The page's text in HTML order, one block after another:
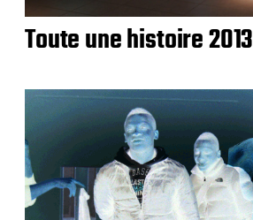
Toute une histoire 2013